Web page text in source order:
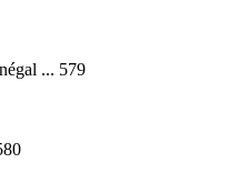
... 579